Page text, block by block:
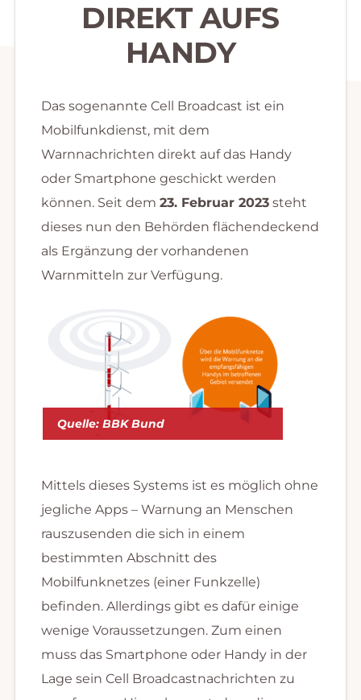
DIREKT AUFS
HANDY
Das sogenannte Cell Broadcast ist ein
Mobilfunkdienst, mit dem
Warnnachrichten direkt auf das Handy
oder Smartphone geschickt werden
können. Seit dem 23. Februar 2023steht
dieses nun den Behörden flächendeckend
als Ergänzung der vorhandenen
Warnmitteln zur Verfügung.
Quelle: BBK Bund
Mittels dieses Systems ist es möglich ohne
jegliche Apps – Warnung an Menschen
rauszusenden die sich in einem
bestimmten Abschnitt des
Mobilfunknetzes (einer Funkzelle)
befinden. Allerdings gibt es dafür einige
wenige Voraussetzungen. Zum einen
muss das Smartphone oder Handy in der
Lage sein Cell Broadcastnachrichten zu